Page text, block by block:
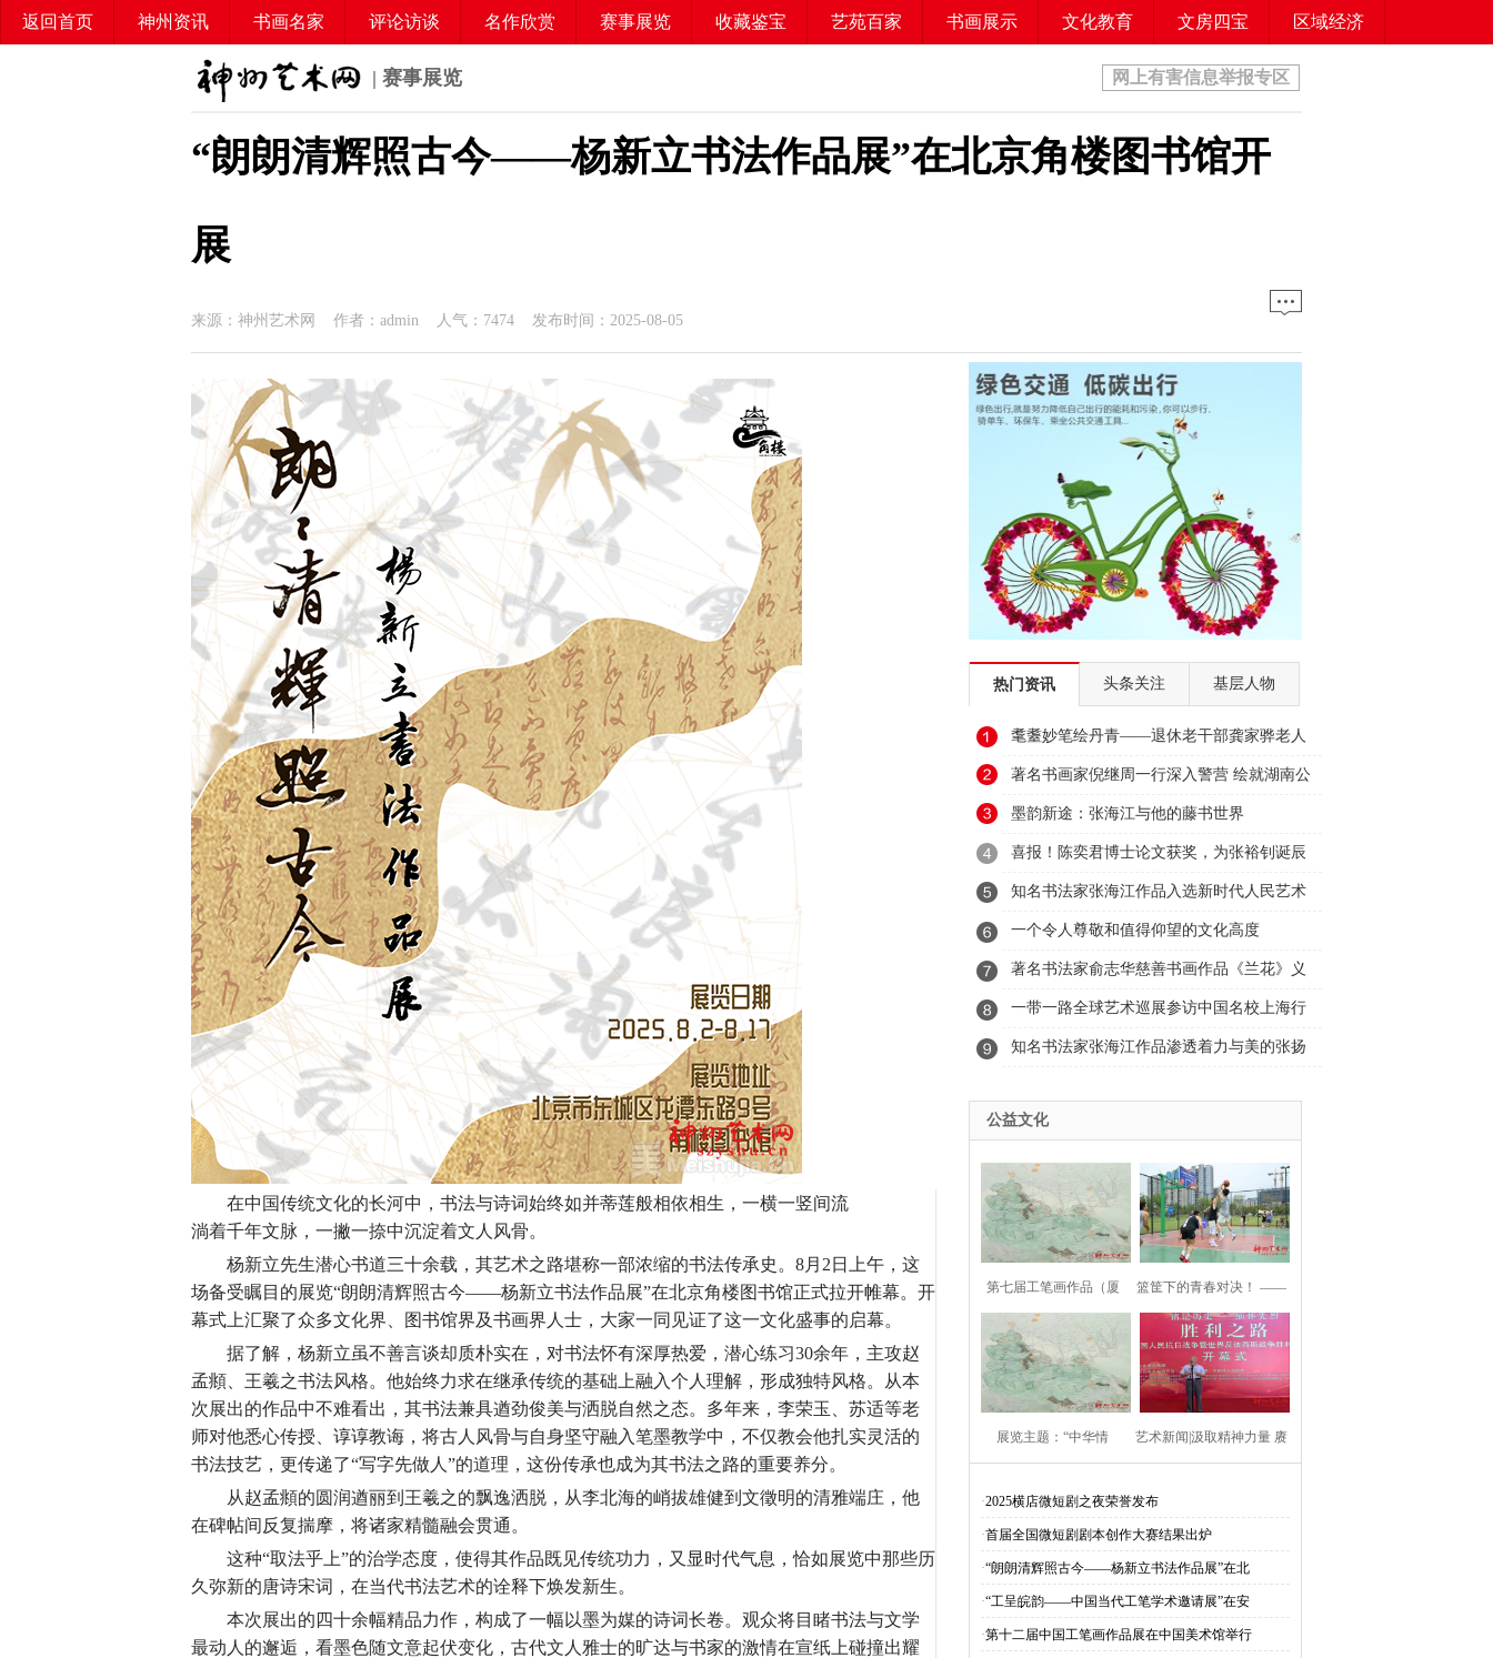
返回首页 神州资讯 书画名家 评论访谈 名作欣赏 赛事展览 收藏鉴宝 艺苑百家 书画展示 文化教育 文房四宝 区域经济
| 赛事展览 网上有害信息举报专区
“朗朗清辉照古今——杨新立书法作品展”在北京角楼图书馆开
展
来源：神州艺术网 作者：admin 人气： 7474 发布时间：2025-08-05
在中国传统文化的长河中，书法与诗词始终如并蒂莲般相依相生，一横一竖间流
淌着千年文脉，一撇一捺中沉淀着文人风骨。
杨新立先生潜心书道三十余载，其艺术之路堪称一部浓缩的书法传承史。8月2日上午，这
场备受瞩目的展览“朗朗清辉照古今——杨新立书法作品展”在北京角楼图书馆正式拉开帷幕。开
幕式上汇聚了众多文化界、图书馆界及书画界人士，大家一同见证了这一文化盛事的启幕。
据了解，杨新立虽不善言谈却质朴实在，对书法怀有深厚热爱，潜心练习30余年，主攻赵
孟頫、王羲之书法风格。他始终力求在继承传统的基础上融入个人理解，形成独特风格。从本
次展出的作品中不难看出，其书法兼具遒劲俊美与洒脱自然之态。多年来，李荣玉、苏适等老
师对他悉心传授、谆谆教诲，将古人风骨与自身坚守融入笔墨教学中，不仅教会他扎实灵活的
书法技艺，更传递了“写字先做人”的道理，这份传承也成为其书法之路的重要养分。
从赵孟頫的圆润遒丽到王羲之的飘逸洒脱，从李北海的峭拔雄健到文徵明的清雅端庄，他
在碑帖间反复揣摩，将诸家精髓融会贯通。
这种“取法乎上”的治学态度，使得其作品既见传统功力，又显时代气息，恰如展览中那些历
久弥新的唐诗宋词，在当代书法艺术的诠释下焕发新生。
本次展出的四十余幅精品力作，构成了一幅以墨为媒的诗词长卷。观众将目睹书法与文学
最动人的邂逅，看墨色随文意起伏变化，古代文人雅士的旷达与书家的激情在宣纸上碰撞出耀
热门资讯 头条关注 基层人物
耄耋妙笔绘丹青——退休老干部龚家骅老人
的夕
著名书画家倪继周一行深入警营 绘就湖南公
安
墨韵新途：张海江与他的藤书世界
喜报！陈奕君博士论文获奖，为张裕钊诞辰
200
知名书法家张海江作品入选新时代人民艺术
家主
一个令人尊敬和值得仰望的文化高度
著名书法家俞志华慈善书画作品《兰花》义
卖叁
一带一路全球艺术巡展参访中国名校上海行
知实
知名书法家张海江作品渗透着力与美的张扬
公益文化
第七届工笔画作品（厦
门）展览
篮筐下的青春对决！ ——
杭州市临平青
展览主题：“中华情 艺术新闻|汲取精神力量 赓
·2025横店微短剧之夜荣誉发布
·首届全国微短剧剧本创作大赛结果出炉
·“朗朗清辉照古今——杨新立书法作品展”在北
·“工呈皖韵——中国当代工笔学术邀请展”在安
·第十二届中国工笔画作品展在中国美术馆举行